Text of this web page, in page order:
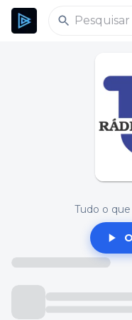
Tudo o que